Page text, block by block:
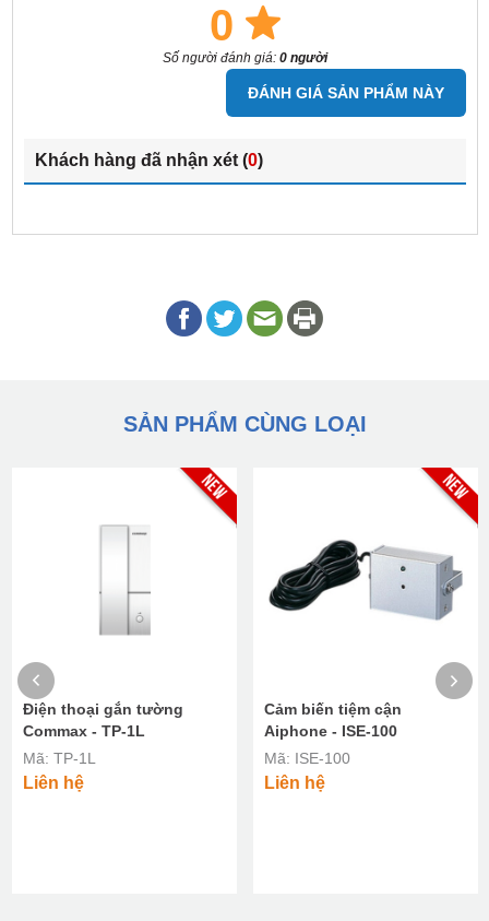
0
Số người đánh giá: 0 người
ĐÁNH GIÁ SẢN PHẨM NÀY
Khách hàng đã nhận xét (0)
SẢN PHẨM CÙNG LOẠI
Điện thoại gắn tường
Commax - TP-1L
Mã: TP-1L
Liên hệ
Cảm biến tiệm cận
Aiphone - ISE-100
Mã: ISE-100
Liên hệ